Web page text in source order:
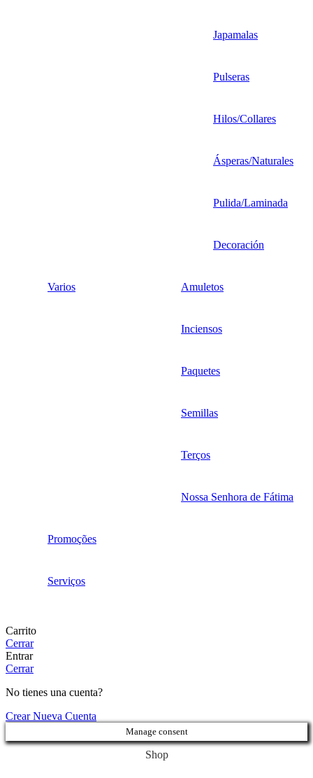
Japamalas
Pulseras
Hilos/Collares
Ásperas/Naturales
Pulida/Laminada
Decoración
Varios Amuletos
Inciensos
Paquetes
Semillas
Terços
Nossa Senhora de Fátima
Promoções
Serviços
Carrito
Cerrar
Entrar
Cerrar
No tienes una cuenta?
Crear Nueva Cuenta
Manage consent
Shop